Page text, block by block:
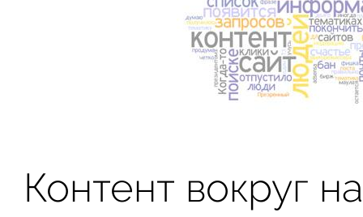
Контент вокруг